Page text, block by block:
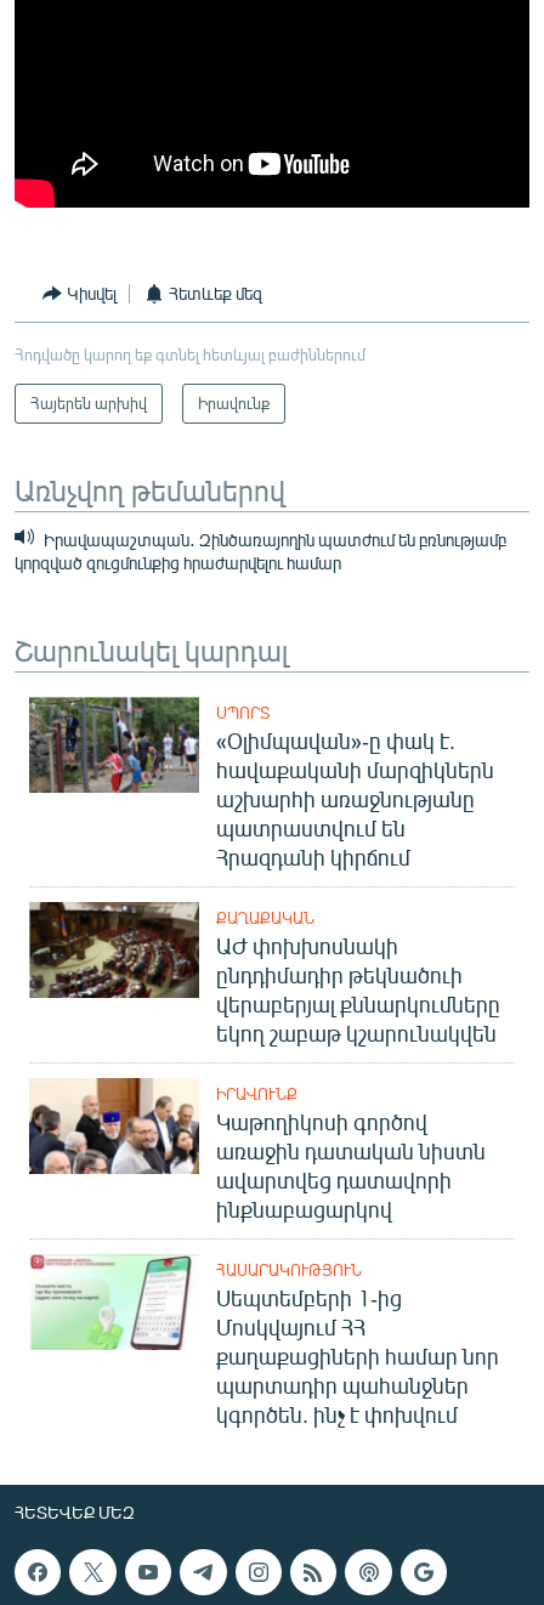
Կիսվել Հետևեք մեզ
Հոդվածը կարող եք գտնել հետևյալ բաժիններում
Հայերեն արխիվ Իրավունք
Առնչվող թեմաներով
Իրավապաշտպան․ Զինծառայողին պատժում են բռնությամբ
կորզված զուցմունքից հրաժարվելու համար
Շարունակել կարդալ
ՍՊՈՐՏ
«Օլիմպավան»-ը փակ է.
հավաքականի մարզիկներն
աշխարհի առաջնությանը
պատրաստվում են
Հրազդանի կիրճում
ՔԱՂԱՔԱԿԱՆ
ԱԺ փոխխոսնակի
ընդդիմադիր թեկնածուի
վերաբերյալ քննարկումները
եկող շաբաթ կշարունակվեն
ԻՐԱՎՈՒՆՔ
Կաթողիկոսի գործով
առաջին դատական նիստն
ավարտվեց դատավորի
ինքնաբացարկով
ՀԱՍԱՐԱԿՈՒԹՅՈՒՆ
Սեպտեմբերի 1-ից
Մոսկվայում ՀՀ
քաղաքացիների համար նոր
պարտադիր պահանջներ
կգործեն. ինչ է փոխվում
ՀԵՏԵՎԵՔ ՄԵԶ